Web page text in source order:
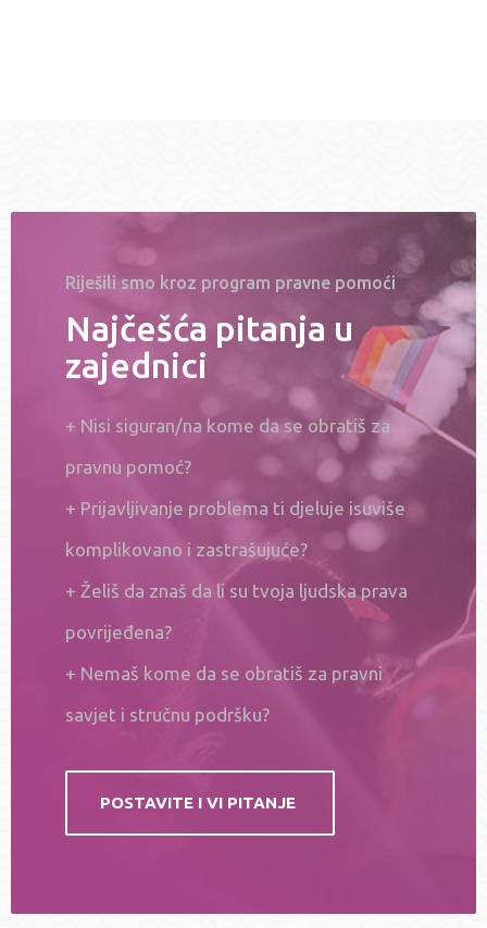
Riješili smo kroz program pravne pomoći
Najčešća pitanja u
zajednici
+ Nisi siguran/na kome da se obratiš za
pravnu pomoć?
+ Prijavljivanje problema ti djeluje isuviše
komplikovano i zastrašujuće?
+ Želiš da znaš da li su tvoja ljudska prava
povrijeđena?
+ Nemaš kome da se obratiš za pravni
savjet i stručnu podršku?
POSTAVITE I VI PITANJE